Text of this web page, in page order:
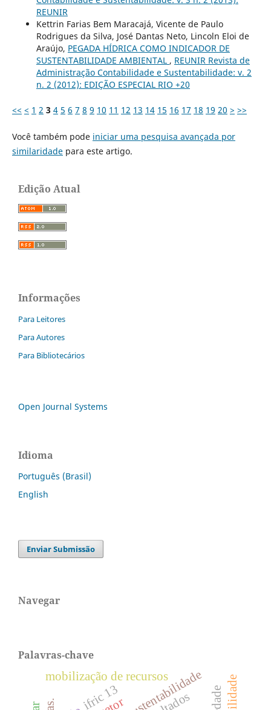
REUNIR
Kettrin Farias Bem Maracajá, Vicente de Paulo
Rodrigues da Silva, José Dantas Neto, Lincoln Eloi de
Araújo, PEGADA HÍDRICA COMO INDICADOR DE
SUSTENTABILIDADE AMBIENTAL , REUNIR Revista de
Administração Contabilidade e Sustentabilidade: v. 2
n. 2 (2012): EDIÇÃO ESPECIAL RIO +20
<< < 1 2 3 4 5 6 7 8 9 10 11 12 13 14 15 16 17 18 19 20 > >>
Você também pode iniciar uma pesquisa avançada por
similaridadepara este artigo.
Edição Atual
Informações
Para Leitores
Para Autores
Para Bibliotecários
Open Journal Systems
Idioma
Português (Brasil)
English
Enviar Submissão
Navegar
Palavras-chave
mobilização de recursos
ifric 13